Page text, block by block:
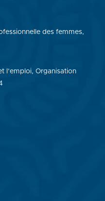
des femmes,
l’emploi, Organisation